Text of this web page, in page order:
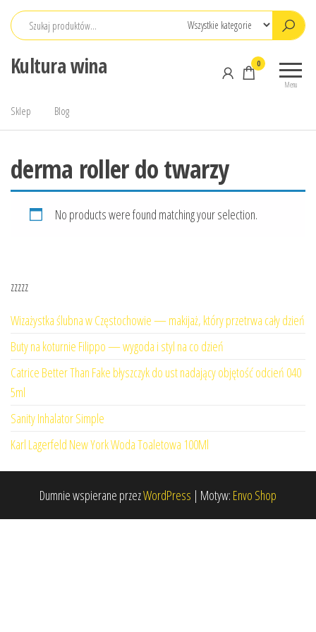
Przejdź
Kultura wina
Menu
0
Sklep Blog
derma roller do twarzy
No products were found matching your selection.
zzzzz
Wizażystka ślubna w Częstochowie — makijaż, który przetrwa cały dzień
Buty na koturnie Filippo — wygoda i styl na co dzień
Catrice Better Than Fake błyszczyk do ust nadający objętość odcień 040
5ml
Sanity Inhalator Simple
Karl Lagerfeld New York Woda Toaletowa 100Ml
Dumnie wspierane przezWordPress | Motyw: Envo Shop